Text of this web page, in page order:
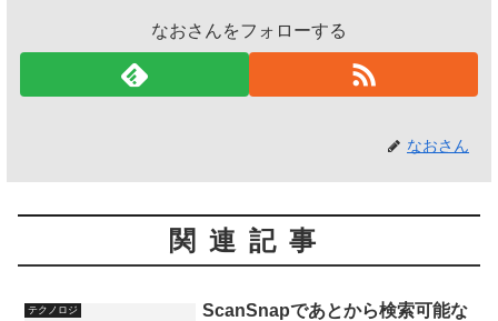
なおさんをフォローする
なおさん
関連記事
テクノロジ
ScanSnapであとから検索可能な